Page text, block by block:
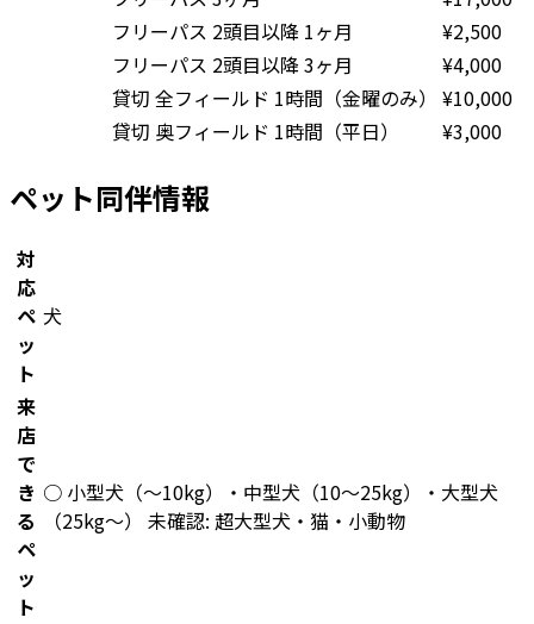
フリーパス 2頭目以降 1ヶ月
¥2,500
フリーパス 2頭目以降 3ヶ月
¥4,000
貸切 全フィールド 1時間（金曜のみ）
¥10,000
貸切 奥フィールド 1時間（平日）
¥3,000
ペット同伴情報
対
応
ペ
ッ
ト
犬
来
店
で
き
る
ペ
ッ
ト
○ 小型犬（〜10kg）・中型犬（10〜25kg）・大型犬
（25kg〜） 未確認: 超大型犬・猫・小動物